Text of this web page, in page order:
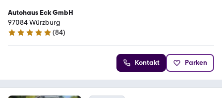
Autohaus Eck GmbH
97084 Würzburg
4.9 Sterne
(84)
Kontakt Parken